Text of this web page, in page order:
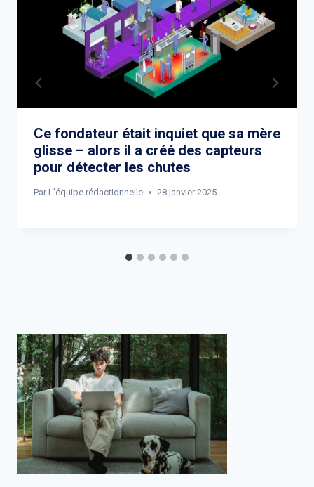
Ce fondateur était inquiet que sa mère
glisse – alors il a créé des capteurs
pour détecter les chutes
Par L'équipe rédactionnelle 28 janvier 2025